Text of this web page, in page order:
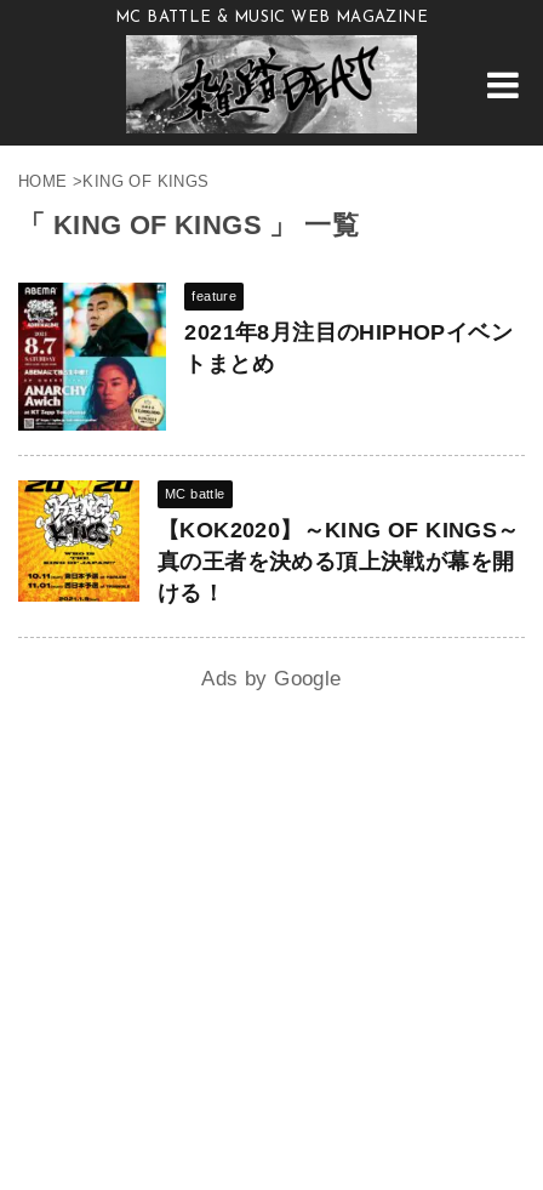
MC BATTLE & MUSIC WEB MAGAZINE
HOME > KING OF KINGS
「 KING OF KINGS 」 一覧
feature
2021年8月注目のHIPHOPイベン
トまとめ
MC battle
【KOK2020】～KING OF KINGS～
真の王者を決める頂上決戦が幕を開
ける！
Ads by Google